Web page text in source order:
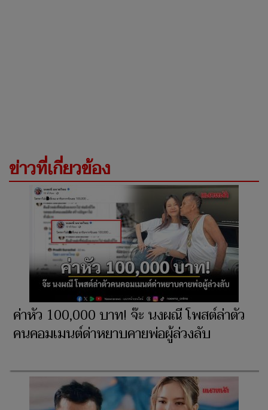
ข่าวที่เกี่ยวข้อง
ค่าหัว 100,000 บาท! จ๊ะ นงผณี โพสต์ล่าตัว
คนคอมเมนต์ด่าหยาบคายพ่อผู้ล่วงลับ